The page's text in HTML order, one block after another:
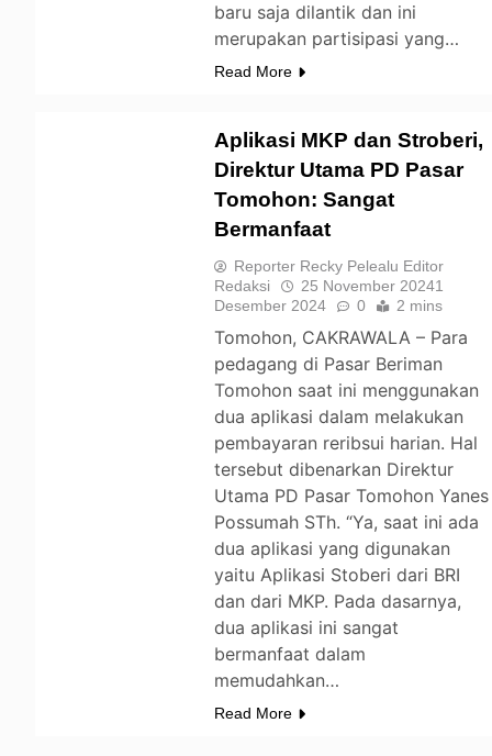
baru saja dilantik dan ini
merupakan partisipasi yang…
Read More
Aplikasi MKP dan Stroberi,
Direktur Utama PD Pasar
Tomohon: Sangat
Bermanfaat
Reporter Recky Pelealu Editor
Redaksi
25 November 20241
Desember 2024
0 2 mins
Tomohon, CAKRAWALA – Para
pedagang di Pasar Beriman
Tomohon saat ini menggunakan
dua aplikasi dalam melakukan
pembayaran reribsui harian. Hal
tersebut dibenarkan Direktur
Utama PD Pasar Tomohon Yanes
Possumah STh. “Ya, saat ini ada
dua aplikasi yang digunakan
yaitu Aplikasi Stoberi dari BRI
dan dari MKP. Pada dasarnya,
dua aplikasi ini sangat
bermanfaat dalam
memudahkan…
Read More